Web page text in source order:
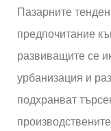
Пазарните
предпочитание
развиващите се
урбанизация и
подхранват